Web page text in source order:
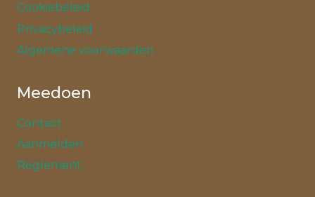
Cookiebeleid
Privacybeleid
Algemene voorwaarden
Meedoen
Contact
Aanmelden
Reglement